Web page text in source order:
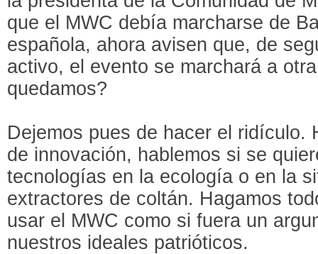
que el MWC debía marcharse de
española, ahora avisen que, de
activo, el evento se marchará a
quedamos?
Dejemos pues de hacer el ridículo.
de innovación, hablemos si se
tecnologías en la ecología o en la
extractores de coltán. Hagamos
usar el MWC como si fuera un
nuestros ideales patrióticos.